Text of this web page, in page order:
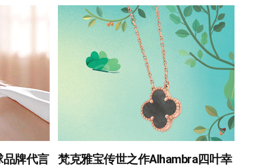
品牌代言
梵克雅宝传世之作Alhambra四叶幸